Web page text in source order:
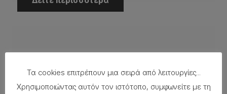
Τα cookies επιτρέπουν μια σειρά από λειτουργίες...
Χρησιμοποιώντας αυτόν τον ιστότοπο, συμφωνείτε με τη